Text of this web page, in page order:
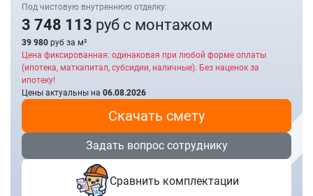
Под чистовую внутреннюю отделку:
3 748 113 руб с монтажом
39 980 руб за м²
Цена фиксированная: одинаковая при любой форме оплаты
(ипотека, маткапитал, субсидии, наличные). Без наценок за
ипотеку!
Цены актуальны на 06.08.2026
Скачать смету
Задать вопрос сотруднику
Сравнить комплектации